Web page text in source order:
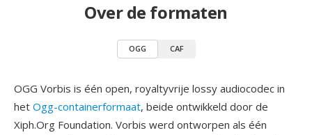
Over de formaten
OGG CAF
OGG Vorbis is één open, royaltyvrije lossy audiocodec in
het Ogg-containerformaat, beide ontwikkeld door de
Xiph.Org Foundation. Vorbis werd ontworpen als één